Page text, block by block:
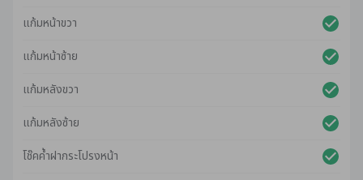
แก้มหน้าขวา
แก้มหน้าซ้าย
แก้มหลังขวา
แก้มหลังซ้าย
โช๊คค้ำฝากระโปรงหน้า